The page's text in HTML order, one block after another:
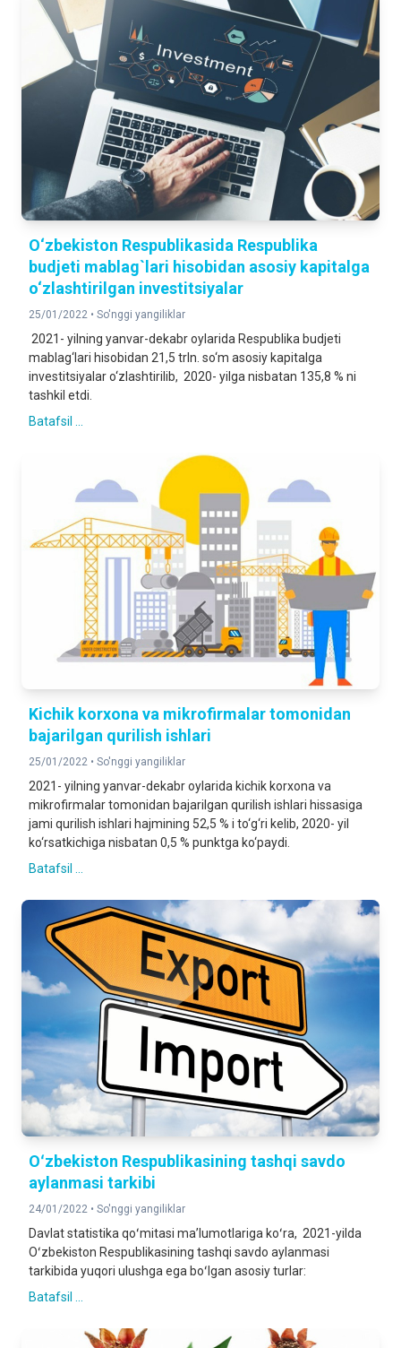
O‘zbekiston Respublikasida Respublika
budjeti mablag`lari hisobidan asosiy kapitalga
o‘zlashtirilgan investitsiyalar
25/01/2022 • So'nggi yangiliklar
2021- yilning yanvar-dekabr oylarida Respublika budjeti
mablag‘lari hisobidan 21,5 trln. so‘m asosiy kapitalga
investitsiyalar o‘zlashtirilib, 2020- yilga nisbatan 135,8 % ni
tashkil etdi.
Batafsil ...
Kichik korxona va mikrofirmalar tomonidan
bajarilgan qurilish ishlari
25/01/2022 • So'nggi yangiliklar
2021- yilning yanvar-dekabr oylarida kichik korxona va
mikrofirmalar tomonidan bajarilgan qurilish ishlari hissasiga
jami qurilish ishlari hajmining 52,5 % i to‘g‘ri kelib, 2020- yil
ko‘rsatkichiga nisbatan 0,5 % punktga ko‘paydi.
Batafsil ...
Oʻzbekiston Respublikasining tashqi savdo
aylanmasi tarkibi
24/01/2022 • So'nggi yangiliklar
Davlat statistika qoʻmitasi maʼlumotlariga koʻra, 2021-yilda
Oʻzbekiston Respublikasining tashqi savdo aylanmasi
tarkibida yuqori ulushga ega boʻlgan asosiy turlar:
Batafsil ...